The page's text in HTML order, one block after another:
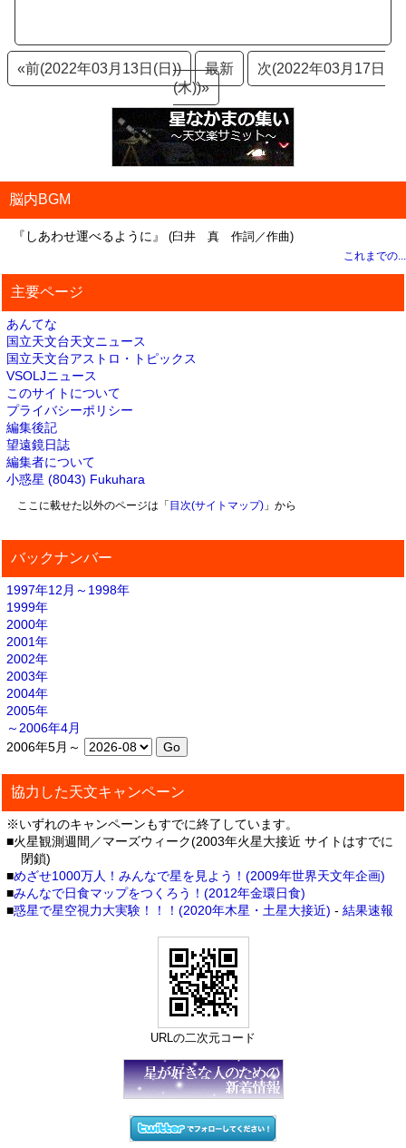
«前(2022年03月13日(日)) 最新
次(2022年03月17日
(木))»
脳内BGM
『しあわせ運べるように』 (臼井 真 作詞／作曲)
これまでの...
主要ページ
あんてな
国立天文台天文ニュース
国立天文台アストロ・トピックス
VSOLJニュース
このサイトについて
プライバシーポリシー
編集後記
望遠鏡日誌
編集者について
小惑星 (8043) Fukuhara
ここに載せた以外のページは「 目次(サイトマップ)」から
バックナンバー
1997年12月～1998年
1999年
2000年
2001年
2002年
2003年
2004年
2005年
～2006年4月
2006年5月～
協力した天文キャンペーン
※いずれのキャンペーンもすでに終了しています。
■火星観測週間／マーズウィーク(2003年火星大接近 サイトはすでに
閉鎖)
■めざせ1000万人！みんなで星を見よう！(2009年世界天文年企画)
■みんなで日食マップをつくろう！(2012年金環日食)
■惑星で星空視力大実験！！！(2020年木星・土星大接近) - 結果速報
URLの二次元コード